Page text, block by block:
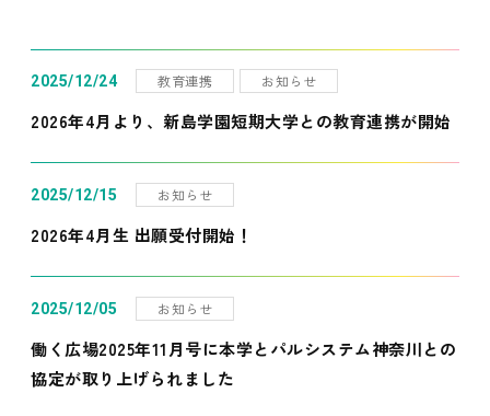
2025/12/24 教育連携 お知らせ
2026年4月より、新島学園短期大学との教育連携が開始
2025/12/15 お知らせ
2026年4月生 出願受付開始！
2025/12/05 お知らせ
働く広場2025年11月号に本学とパルシステム神奈川との
協定が取り上げられました